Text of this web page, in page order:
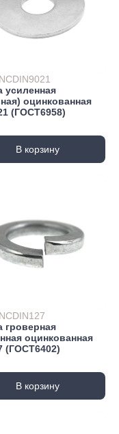
усиленная
оцинкованная
(ГОСТ6958)
В корзину
гроверная
оцинкованная
(ГОСТ6402)
В корзину